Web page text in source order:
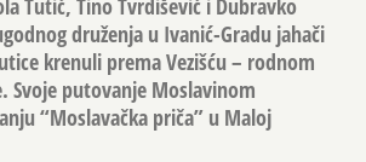
Tutić, Tino Tvrdišević i Dubravko
druženja u Ivanić-Gradu jahači
krenuli prema Vezišću – rodnom
Svoje putovanje Moslavinom
“Moslavačka priča” u Maloj